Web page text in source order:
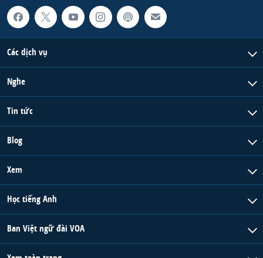
Các dịch vụ
Nghe
Tin tức
Blog
Xem
Học tiếng Anh
Ban Việt ngữ đài VOA